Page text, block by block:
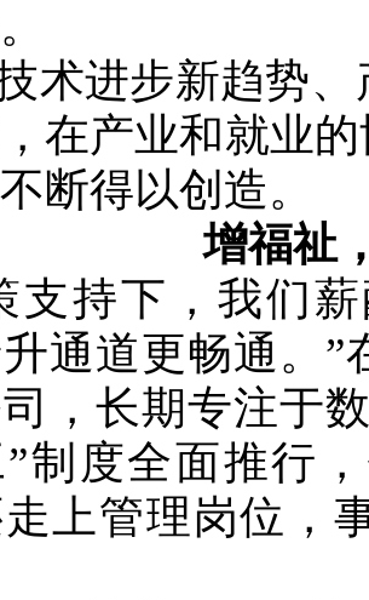
术进步新趋势
在产业和就业
断得以创造。
增福祉
支持下，我们
通道更畅通。
，长期专注于
”制度全面推行
上管理岗位，